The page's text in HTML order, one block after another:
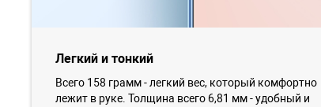
Легкий и тонкий
Всего 158 грамм - легкий вес, который комфортно
лежит в руке. Толщина всего 6,81 мм - удобный и